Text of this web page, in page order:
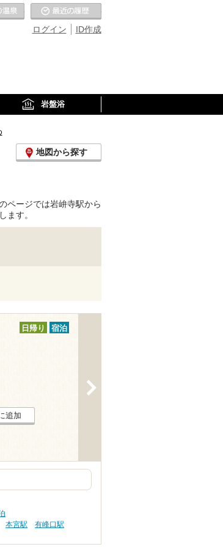
ID作成
ログイン
お気に入りの温泉
岩盤浴
地図から探す
ページでは岩峅寺駅から
ます。
日帰り 宿泊
追加
本宮駅
有峰口駅